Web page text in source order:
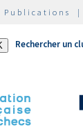
Publications |
Rechercher un